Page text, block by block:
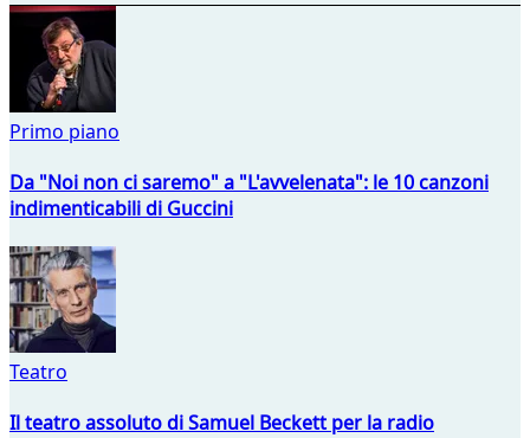
Primo piano
Da "Noi non ci saremo" a "L'avvelenata": le 10 canzoni
indimenticabili di Guccini
Teatro
Il teatro assoluto di Samuel Beckett per la radio